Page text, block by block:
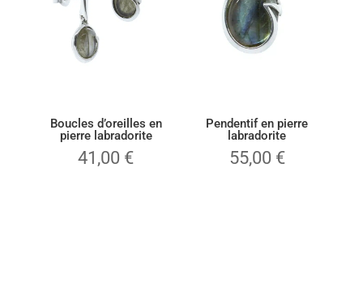
Boucles d’oreilles en
pierre labradorite
41,00 €
Pendentif en pierre
labradorite
55,00 €